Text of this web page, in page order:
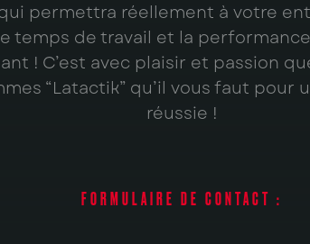
permettra réellement à votre
temps de travail et la
! C’est avec plaisir et passion
“Latactik” qu’il vous faut
réussie !
FORMULAIRE DE CONTACT :